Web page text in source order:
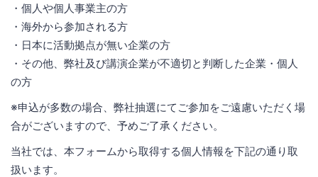
・個人や個人事業主の方
・海外から参加される方
・日本に活動拠点が無い企業の方
・その他、弊社及び講演企業が不適切と判断した企業・個人
の方
※申込が多数の場合、弊社抽選にてご参加をご遠慮いただく場
合がございますので、予めご了承ください。
当社では、本フォームから取得する個人情報を下記の通り取
扱います。